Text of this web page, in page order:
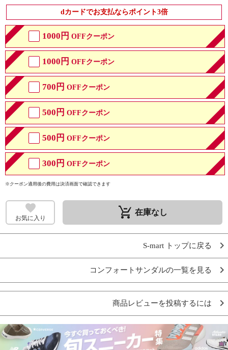
dカードでお支払ならポイント3倍
1000円 OFFクーポン
1000円 OFFクーポン
700円 OFFクーポン
500円 OFFクーポン
500円 OFFクーポン
300円 OFFクーポン
※クーポン適用後の費用は決済画面で確認できます
お気に入り remove_shopping_cart 在庫なし
S-mart トップに戻る
コンフォートサンダルの一覧を見る
商品レビューを投稿するには